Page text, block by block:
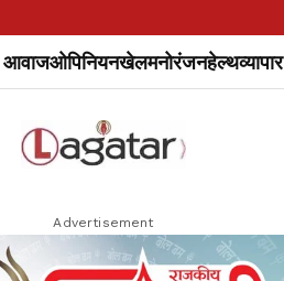
ओपिनियनखेलमनोरंजनहेल्थव्यापार
Advertisement